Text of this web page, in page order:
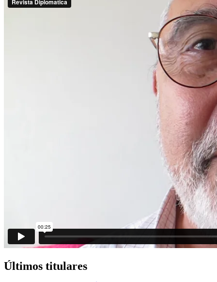
Últimos titulares